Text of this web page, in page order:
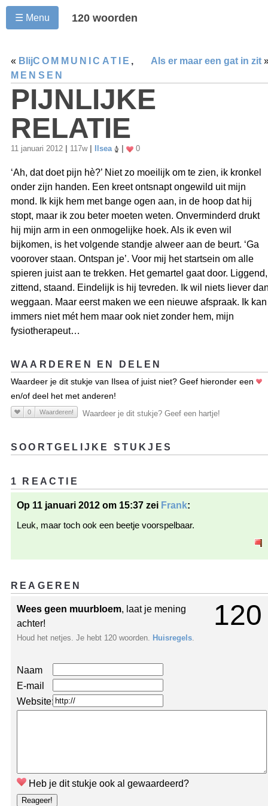
☰ Menu 120 woorden
« Blij Als er maar een gat in zit
COMMUNICATIE ,
MENSEN
PIJNLIJKE
RELATIE
11 januari 2012 117w Ilsea 0
‘Ah, dat doet pijn hè?’ Niet zo moeilijk om te zien, ik kronkel
onder zijn handen. Een kreet ontsnapt ongewild uit mijn
mond. Ik kijk hem met bange ogen aan, in de hoop dat hij
stopt, maar ik zou beter moeten weten. Onverminderd drukt
hij mijn arm in een onmogelijke hoek. Als ik even wil
bijkomen, is het volgende standje alweer aan de beurt. ‘Ga
voorover staan. Ontspan je’. Voor mij het startsein om alle
spieren juist aan te trekken. Het gemartel gaat door. Liggend,
zittend, staand. Eindelijk is hij tevreden. Ik wil niets liever
weggaan. Maar eerst maken we een nieuwe afspraak. Ik kan
immers niet mét hem maar ook niet zonder hem, mijn
fysiotherapeut…
WAARDEREN EN DELEN
Waardeer je dit stukje van Ilsea of juist niet? Geef hieronder een
en/of deel het met anderen!
0 Waarderen! Waardeer je dit stukje? Geef een hartje!
SOORTGELIJKE STUKJES
1 REACTIE
Op 11 januari 2012 om 15:37 zei Frank:
Leuk, maar toch ook een beetje voorspelbaar.
REAGEREN
120
Wees geen muurbloem, laat je mening
achter!
Houd het netjes. Je hebt 120 woorden. Huisregels
Naam
E-mail
Website:
Heb je dit stukje ook al gewaardeerd?